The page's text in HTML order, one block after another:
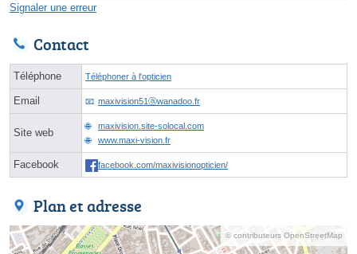
Signaler une erreur
Contact
Téléphone Téléphoner à l'opticien
Email maxivision51ⓐwanadoo.fr
Site web
maxivision.site-solocal.com
www.maxi-vision.fr
Facebook facebook.com/maxivisionopticien/
Plan et adresse
© contributeurs OpenStreetMap